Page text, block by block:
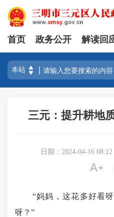
首页 政务公开 解读回
三元：提升耕地
日期：2024-04-16 08:12

“妈妈，这花多好看呀
呀？”